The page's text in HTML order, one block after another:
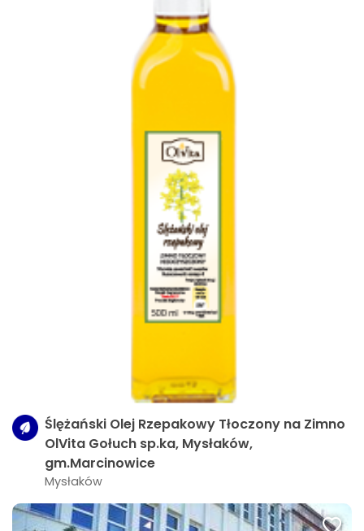
Ślężański Olej Rzepakowy Tłoczony na Zimno
OlVita Gołuch sp.ka, Mysłaków,
gm.Marcinowice
Mysłaków